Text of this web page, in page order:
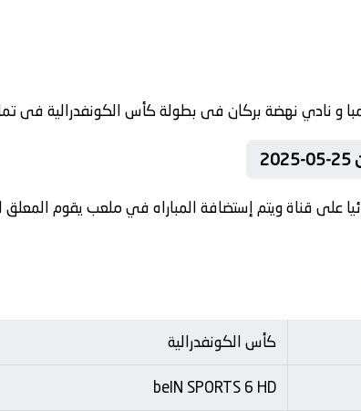
على قناة ويتم إستضافة المباراه في ملعب يقوم المعلق
كأس الكونفدرالية
beIN SPORTS 6 HD